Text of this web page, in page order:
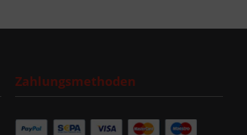
Zahlungsmethoden